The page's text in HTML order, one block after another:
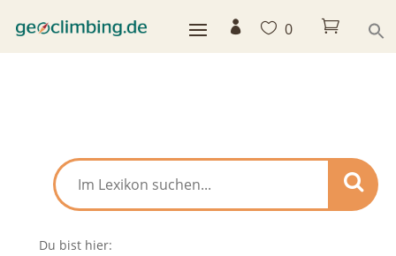
  0 
Du bist hier: